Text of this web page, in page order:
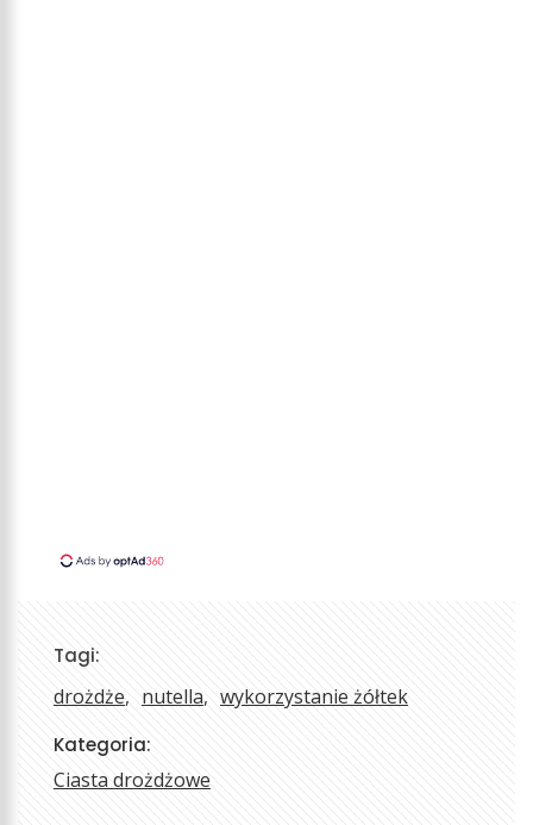
Tagi:
drożdże nutella wykorzystanie żółtek
Kategoria:
Ciasta drożdżowe